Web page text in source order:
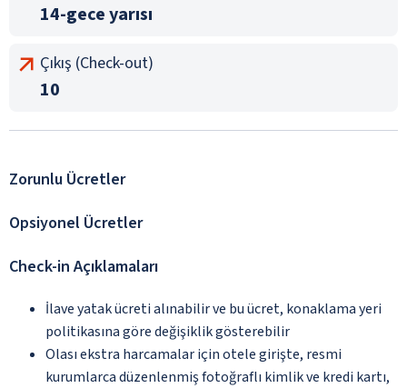
14-gece yarısı
Çıkış (Check-out)
10
Zorunlu Ücretler
Opsiyonel Ücretler
Check-in Açıklamaları
İlave yatak ücreti alınabilir ve bu ücret, konaklama yeri
politikasına göre değişiklik gösterebilir
Olası ekstra harcamalar için otele girişte, resmi
kurumlarca düzenlenmiş fotoğraflı kimlik ve kredi kartı,